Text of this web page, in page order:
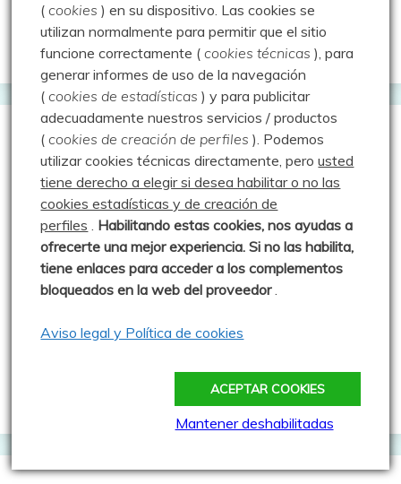
Curruquilla – 25.07.20
Baño en el Pozo Merino – 25.07.13
Comentarios recientes
Luisfer enErupción volcánica en Valdecebollas –
28.12.25
Josetxu Pueblaen Erupción volcánica en
Valdecebollas – 28.12.25
ÁngelenPresentación
Cascadas de Hielo y Valdecebollas –
(cookies ) en su dispositivo. Las cookies se
utilizan normalmente para permitir que el sitio
funcione correctamente (cookies técnicas ), para
generar informes de uso de la navegación
(cookies de estadísticas ) y para publicitar
adecuadamente nuestros servicios / productos
(cookies de creación de perfiles ). Podemos
utilizar cookies técnicas directamente, perousted
tiene derecho a elegir si desea habilitar o no las
cookies estadísticas y de creación de
perfiles . Habilitando estas cookies, nos ayudas a
ofrecerte una mejor experiencia. Si no las habilita,
tiene enlaces para acceder a los complementos
bloqueados en la web del proveedor.
Aviso legal y Política de cookies
ACEPTAR COOKIES
Mantener deshabilitadas